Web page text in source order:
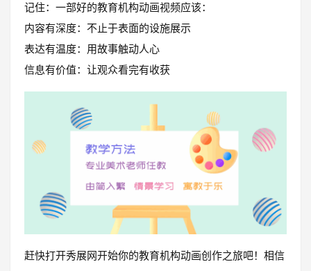
记住：一部好的教育机构动画视频应该：
内容有深度：不止于表面的设施展示
表达有温度：用故事触动人心
信息有价值：让观众看完有收获
赶快打开秀展网开始你的教育机构动画创作之旅吧！相信